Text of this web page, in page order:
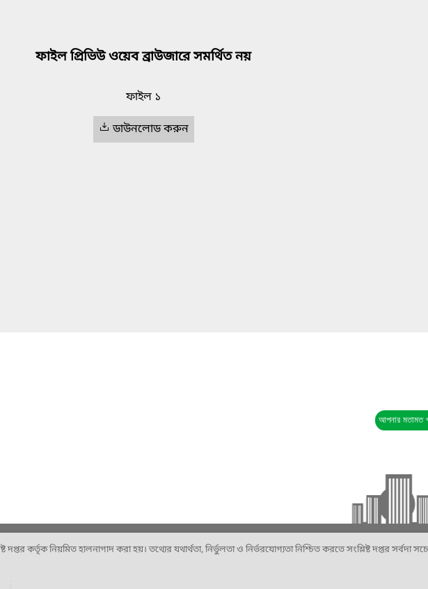
ফাইল প্রিভিউ ওয়েব ব্রাউজারে সমর্থিত নয়
ফাইল ১
ডাউনলোড করুন
আপনার মতামত
কর্তৃক নিয়মিত হালনাগাদ করা হয়। তথ্যের যথার্থতা, নির্ভুলতা ও নির্ভরযোগ্যতা নিশ্চিত করতে সংশ্লিষ্ট দপ্তর সর্বদা